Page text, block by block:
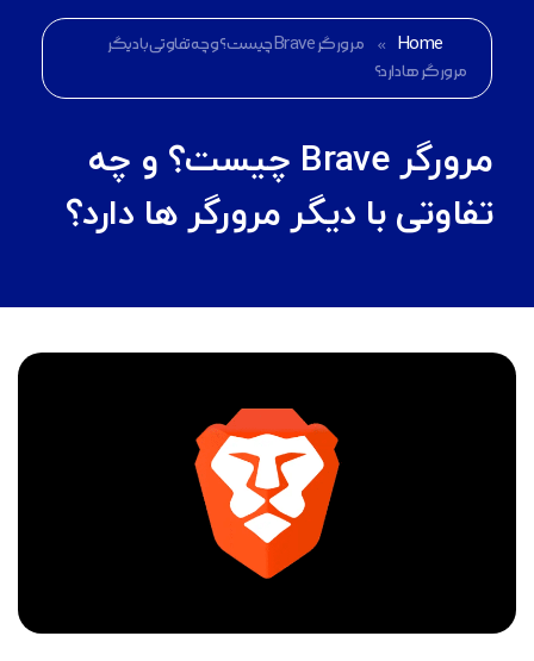
Home
»
مرورگر Brave چیست؟ و چه تفاوتی با دیگر
مرورگر ها دارد؟
مرورگر Brave چیست؟ و چه
تفاوتی با دیگر مرورگر ها دارد؟